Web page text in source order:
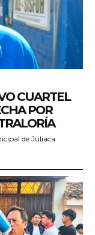
CUARTEL
POR
de Juliaca